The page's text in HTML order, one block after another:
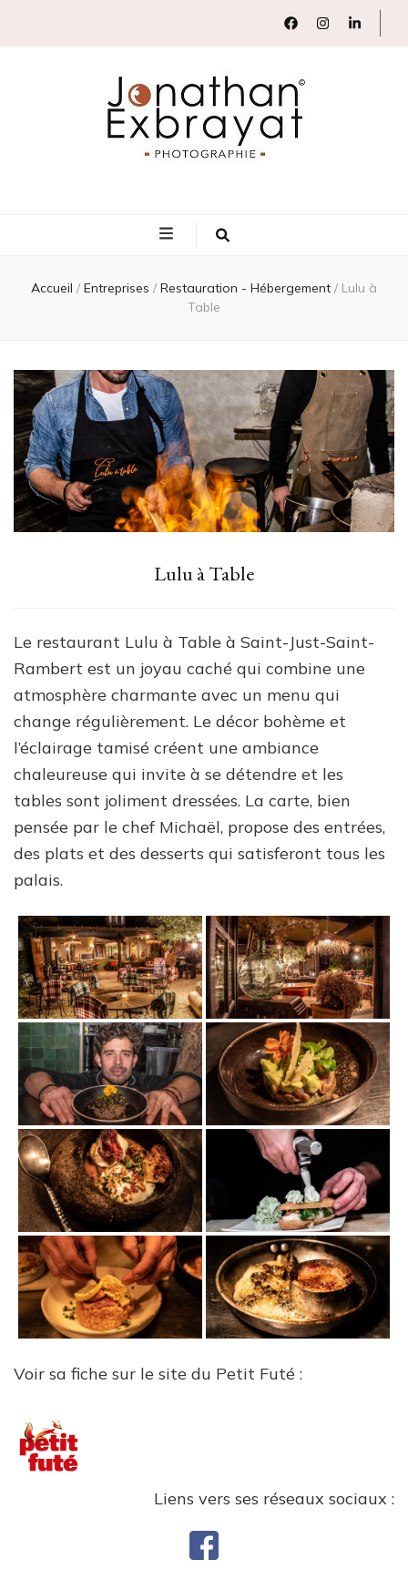
Accueil / Entreprises / Restauration - Hébergement / Lulu à
Table
Lulu à Table
Le restaurant Lulu à Table à Saint-Just-Saint-
Rambert est un joyau caché qui combine une
atmosphère charmante avec un menu qui
change régulièrement. Le décor bohème et
l’éclairage tamisé créent une ambiance
chaleureuse qui invite à se détendre et les
tables sont joliment dressées. La carte, bien
pensée par le chef Michaël, propose des entrées,
des plats et des desserts qui satisferont tous les
palais.
Voir sa fiche sur le site du Petit Futé :
Liens vers ses réseaux sociaux :